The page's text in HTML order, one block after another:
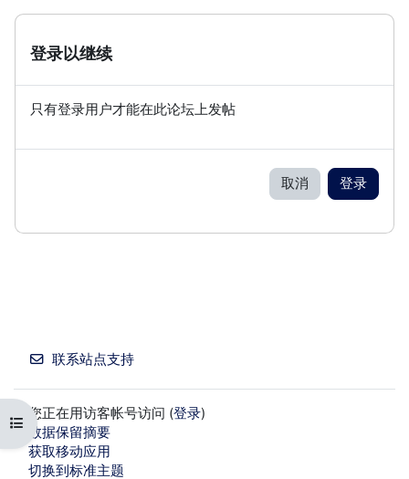
打开课程索引
登录以继续
只有登录用户才能在此论坛上发帖
取消 登录
联系站点支持
您正在用访客帐号访问 (登录)
‎数据保留摘要‎
获取移动应用
切换到标准主题